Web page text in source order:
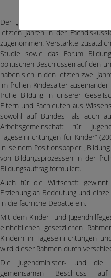
Der „Bildungsauftrag“ in
letzten Jahren in der
zugenommen. Verstärkte
Studie sowie das Forum
politischen Beschlüssen auf den
haben sich in den letzten zwei
im frühen Kindesalter
frühe Bildung in unserer
Eltern und Fachleuten aus
sowohl auf Bundes- als auch
Arbeitsgemeinschaft für
Tageseinrichtungen für Kinder“
in seinem Positionspapier
von Bildungsprozessen in der
Bildungsauftrag formuliert.
Auch für die Wirtschaft
Erziehung an Bedeutung und
in die fachliche Debatte ein.
Mit dem Kinder- und
einheitlichen gesetzlichen
Kindern in Tageseinrichtungen
wird dieser Rahmen durch
Die Jugendminister- und die
gemeinsamen Beschluss